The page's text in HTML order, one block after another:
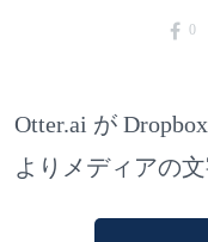
0
Otter.ai が
よりメディアの